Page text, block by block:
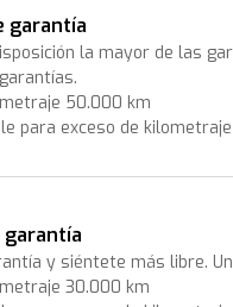
garantía
la mayor de las
50.000 km
para exceso de
garantía
y siéntete más libre.
30.000 km